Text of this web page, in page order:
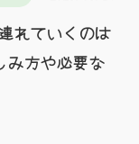
れていくのは
方や必要な